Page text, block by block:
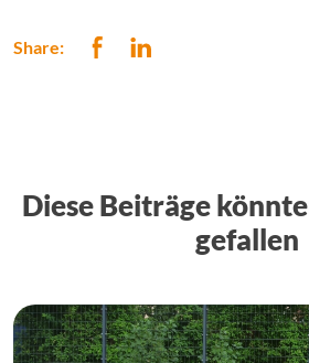
Share:
Diese Beiträge
gefallen